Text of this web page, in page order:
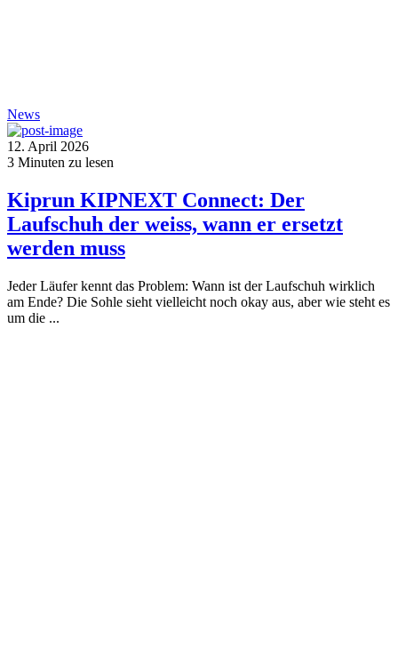
News
12. April 2026
3 Minuten zu lesen
Kiprun KIPNEXT Connect: Der
Laufschuh der weiss, wann er ersetzt
werden muss
Jeder Läufer kennt das Problem: Wann ist der Laufschuh wirklich
am Ende? Die Sohle sieht vielleicht noch okay aus, aber wie steht es
um die ...